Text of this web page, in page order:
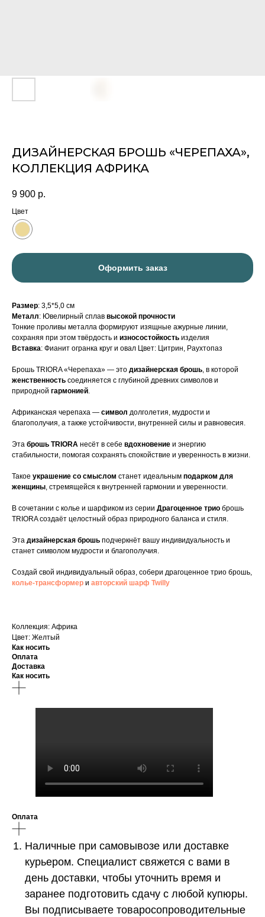
ДИЗАЙНЕРСКАЯ БРОШЬ «ЧЕРЕПАХА»,
КОЛЛЕКЦИЯ АФРИКА
9 900 р.
Цвет
Оформить заказ
Размер: 3,5*5,0 см
Металл: Ювелирный сплав высокой прочности
Тонкие проливы металла формируют изящные ажурные линии,
сохраняя при этом твёрдость и износостойкость изделия
Вставка: Фианит огранка круг и овал Цвет: Цитрин, Раухтопаз
Брошь TRIORA «Черепаха» — это дизайнерская брошь, в которой
женственность соединяется с глубиной древних символов и
природной гармонией.
Африканская черепаха — символ долголетия, мудрости и
благополучия, а также устойчивости, внутренней силы и равновесия.
Эта брошь TRIORA несёт в себе вдохновение и энергию
стабильности, помогая сохранять спокойствие и уверенность в жизни.
Такое украшение со смыслом станет идеальным подарком для
женщины, стремящейся к внутренней гармонии и уверенности.
В сочетании с колье и шарфиком из серии Драгоценное трио брошь
TRIORA создаёт целостный образ природного баланса и стиля.
Эта дизайнерская брошь подчеркнёт вашу индивидуальность и
станет символом мудрости и благополучия.
Создай свой индивидуальный образ, собери драгоценное трио брошь,
колье-трансформер и авторский шарф Twilly
Коллекция: Африка
Цвет: Желтый
Как носить
Оплата
Доставка
Как носить
Оплата
Наличные при самовывозе или доставке
курьером. Специалист свяжется с вами в
день доставки, чтобы уточнить время и
заранее подготовить сдачу с любой купюры.
Вы подписываете товаросопроводительные